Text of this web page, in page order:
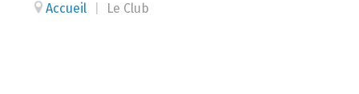
Accueil Le Club